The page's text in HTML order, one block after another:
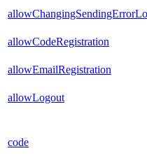
allowCodeRegistration
allowEmailRegistration
allowLogout
code